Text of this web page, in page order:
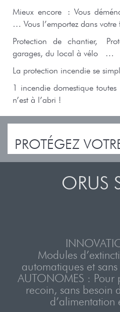
Mieux encore : Vous
… Vous l’emportez dans
Protection de chantier,
garages, du local à vélo …
La protection incendie se
1 incendie domestique
n’est à l’abri !
PROTÉGEZ
ORUS
automatiques et
AUTONOMES : Pour
recoin, sans besoin